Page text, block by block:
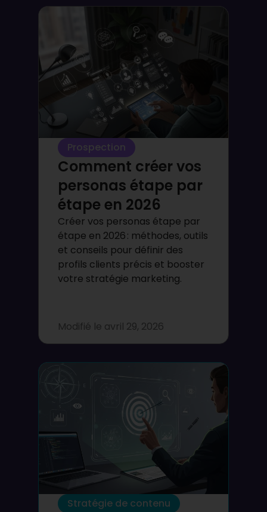
Prospection
Comment créer vos
personas étape par
étape en 2026
Créer vos personas étape par
étape en 2026 : méthodes, outils
et conseils pour définir des
profils clients précis et booster
votre stratégie marketing.
Modifié le avril 29, 2026
Stratégie de contenu